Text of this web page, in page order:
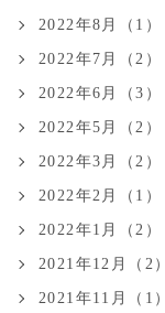
2022年8月（1）
2022年7月（2）
2022年6月（3）
2022年5月（2）
2022年3月（2）
2022年2月（1）
2022年1月（2）
2021年12月（2）
2021年11月（1）